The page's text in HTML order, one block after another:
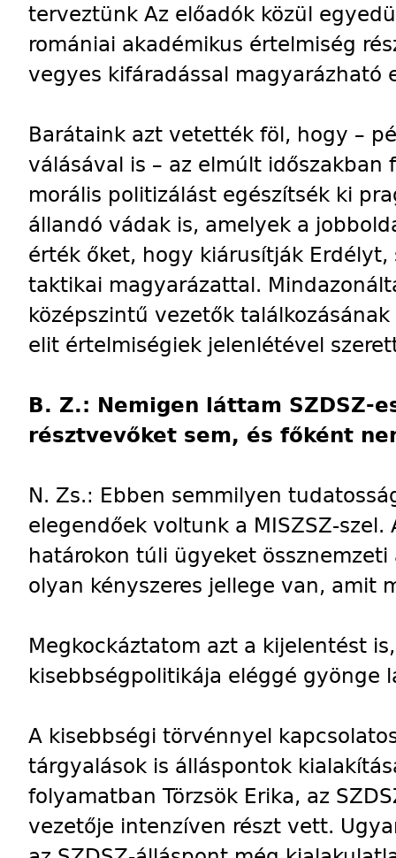
terveztünk Az előadók közül
romániai akadémikus értelmiség
vegyes kifáradással magyarázható
Barátaink azt vetették föl, hogy –
válásával is – az elmúlt
morális politizálást egészítsék ki
állandó vádak is, amelyek a
érték őket, hogy kiárusítják
taktikai magyarázattal.
középszintű vezetők
elit értelmiségiek jelenlétével
B. Z.: Nemigen láttam SZDSZ-
résztvevőket sem, és főként
N. Zs.: Ebben semmilyen
elegendőek voltunk a MISZSZ-
határokon túli ügyeket
olyan kényszeres jellege van, amit
Megkockáztatom azt a kijelentést
kisebbségpolitikája eléggé gyönge
A kisebbségi törvénnyel
tárgyalások is álláspontok
folyamatban Törzsök Erika, az
vezetője intenzíven részt vett.